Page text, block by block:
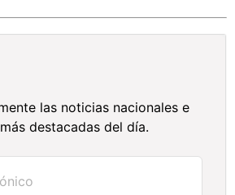
las noticias nacionales e
destacadas del día.